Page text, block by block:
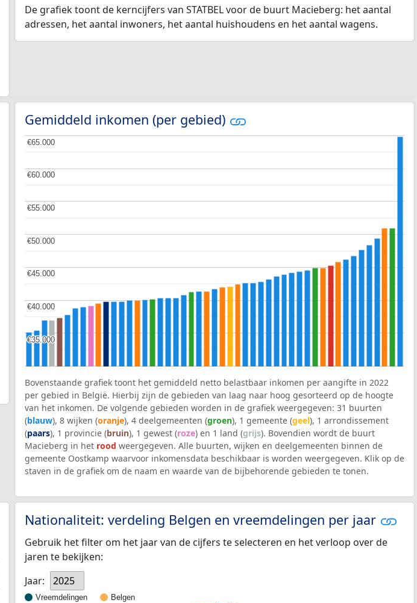
De grafiek toont de kerncijfers van STATBEL voor de buurt Macieberg: het aantal
adressen, het aantal inwoners, het aantal huishoudens en het aantal wagens.
Gemiddeld inkomen (per gebied)
€35.000
€35.000
€40.000
€40.000
€45.000
€45.000
€50.000
€50.000
€55.000
€55.000
€60.000
€60.000
€65.000
€65.000
Bovenstaande grafiek toont het gemiddeld netto belastbaar inkomen per aangifte in 2022
per gebied in België. Hierbij zijn de gebieden van laag naar hoog gesorteerd op de hoogte
van het inkomen. De volgende gebieden worden in de grafiek weergegeven: 31 buurten
(blauw), 8 wijken (oranje), 4 deelgemeenten (groen), 1 gemeente (geel), 1 arrondissement
(paars), 1 provincie (bruin), 1 gewest (roze) en 1 land (grijs). Bovendien wordt de buurt
Macieberg in het rood weergegeven. Alle buurten, wijken en deelgemeenten binnen de
gemeente Oostkamp waarvoor inkomensdata beschikbaar is worden weergegeven. Klik op de
staven in de grafiek om de naam en waarde van de bijbehorende gebieden te tonen.
Nationaliteit: verdeling Belgen en vreemdelingen per jaar
Gebruik het filter om het jaar van de cijfers te selecteren en het verloop over de
jaren te bekijken:
Jaar:
2025
Vreemdelingen Belgen